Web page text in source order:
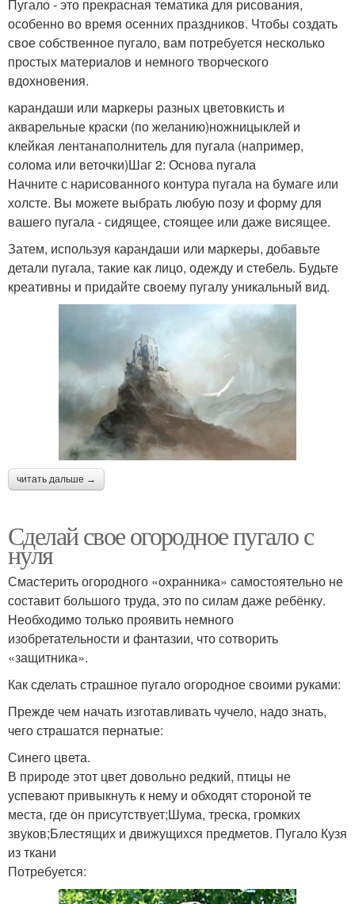
Пугало - это прекрасная тематика для рисования,
особенно во время осенних праздников. Чтобы создать
свое собственное пугало, вам потребуется несколько
простых материалов и немного творческого
вдохновения.
карандаши или маркеры разных цветовкисть и
акварельные краски (по желанию)ножницыклей и
клейкая лентанаполнитель для пугала (например,
солома или веточки)Шаг 2: Основа пугала
Начните с нарисованного контура пугала на бумаге или
холсте. Вы можете выбрать любую позу и форму для
вашего пугала - сидящее, стоящее или даже висящее.
Затем, используя карандаши или маркеры, добавьте
детали пугала, такие как лицо, одежду и стебель. Будьте
креативны и придайте своему пугалу уникальный вид.
читать дальше →
Сделай свое огородное пугало с
нуля
Смастерить огородного «охранника» самостоятельно не
составит большого труда, это по силам даже ребёнку.
Необходимо только проявить немного
изобретательности и фантазии, что сотворить
«защитника».
Как сделать страшное пугало огородное своими руками:
Прежде чем начать изготавливать чучело, надо знать,
чего страшатся пернатые:
Синего цвета.
В природе этот цвет довольно редкий, птицы не
успевают привыкнуть к нему и обходят стороной те
места, где он присутствует;Шума, треска, громких
звуков;Блестящих и движущихся предметов. Пугало Кузя
из ткани
Потребуется: